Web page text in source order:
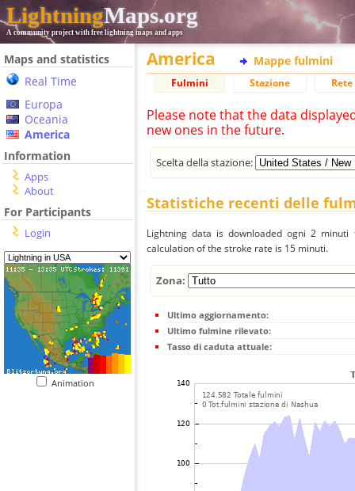
LightningMaps.org
A community project with free lightning maps and apps
Maps and statistics
Real Time
Europa
Oceania
America
Information
Apps
About
For Participants
Login
Animation
America Mappe fulmini
Fulmini Stazione
Please note that the data
new ones in the future.
Scelta della stazione:
Statistiche recenti delle
Lightning data is downloaded ogni 2
calculation of the stroke rate is 15 minuti.
Zona:
Ultimo aggiornamento:
Ultimo fulmine rilevato:
Tasso di caduta attuale: